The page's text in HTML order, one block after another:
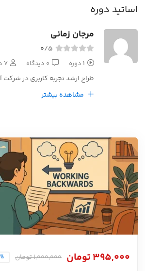
اساتید دوره
مرجان زمانی
0/5
1 دوره 0 دیدگاه 7 دانشجو
طراح ارشد تجربه کاربری در شرکت
مشاهده بیشتر
395,000تومان 1,000,000تومان